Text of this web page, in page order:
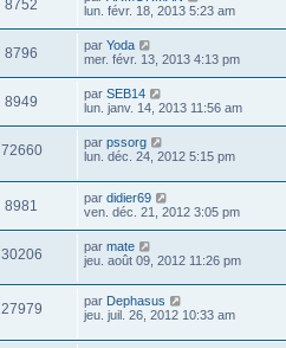
8752
lun. févr. 18, 2013 5:23 am
8796 par Yoda
mer. févr. 13, 2013 4:13 pm
8949 par SEB14
lun. janv. 14, 2013 11:56 am
72660 par pssorg
lun. déc. 24, 2012 5:15 pm
8981 par didier69
ven. déc. 21, 2012 3:05 pm
30206 par mate
jeu. août 09, 2012 11:26 pm
27979 par Dephasus
jeu. juil. 26, 2012 10:33 am